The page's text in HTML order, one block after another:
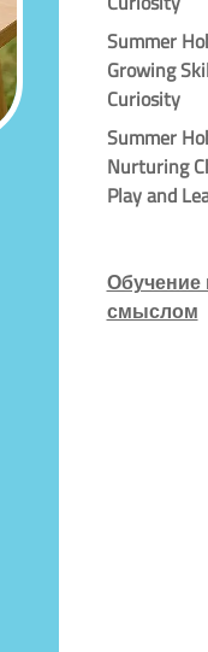
Summer
Growing
Curiosity
Summer
Nurturing
Play and
Обучение
смыслом